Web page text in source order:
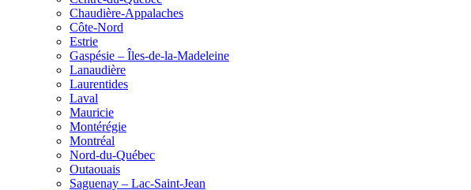
Chaudière-Appalaches
Côte-Nord
Estrie
Gaspésie – Îles-de-la-Madeleine
Lanaudière
Laurentides
Laval
Mauricie
Montérégie
Montréal
Nord-du-Québec
Outaouais
Saguenay – Lac-Saint-Jean